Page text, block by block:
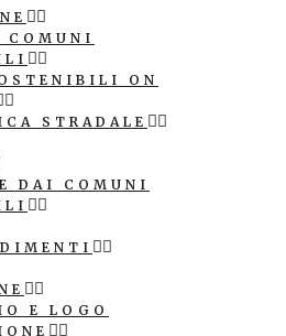
COMUNI
ON
STRADALE
DAI COMUNI
E LOGO